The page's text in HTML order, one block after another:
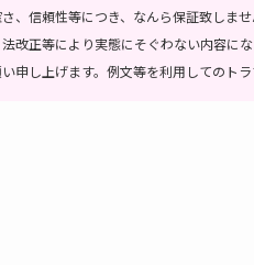
、信頼性等につき、なんら保証致しま
改正等により実態にそぐわない内容に
申し上げます。例文等を利用してのト